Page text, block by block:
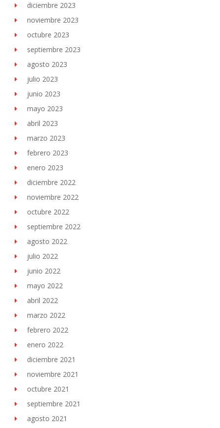
diciembre 2023
noviembre 2023
octubre 2023
septiembre 2023
agosto 2023
julio 2023
junio 2023
mayo 2023
abril 2023
marzo 2023
febrero 2023
enero 2023
diciembre 2022
noviembre 2022
octubre 2022
septiembre 2022
agosto 2022
julio 2022
junio 2022
mayo 2022
abril 2022
marzo 2022
febrero 2022
enero 2022
diciembre 2021
noviembre 2021
octubre 2021
septiembre 2021
agosto 2021